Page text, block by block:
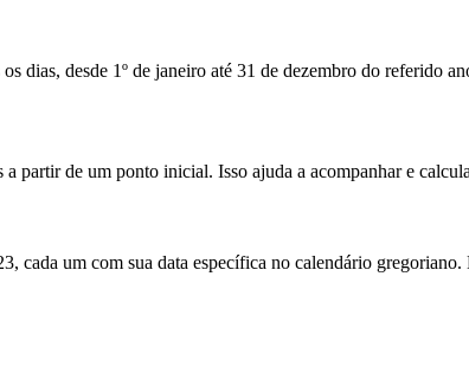
dias, desde 1º de janeiro até 31 de dezembro do referido
partir de um ponto inicial. Isso ajuda a acompanhar e
cada um com sua data específica no calendário